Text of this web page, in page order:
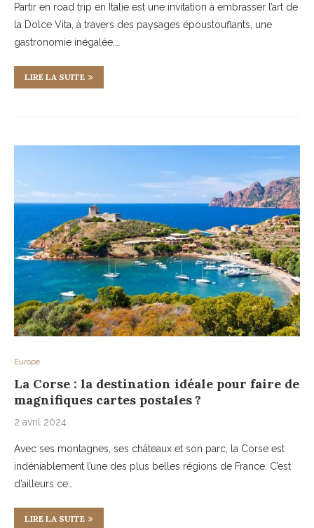
Partir en road trip en Italie est une invitation à embrasser l’art de
la Dolce Vita, à travers des paysages époustouflants, une
gastronomie inégalée,…
LIRE LA SUITE
Europe
La Corse : la destination idéale pour faire de
magnifiques cartes postales ?
2 avril 2024
Avec ses montagnes, ses châteaux et son parc, la Corse est
indéniablement l’une des plus belles régions de France. C’est
d’ailleurs ce…
LIRE LA SUITE